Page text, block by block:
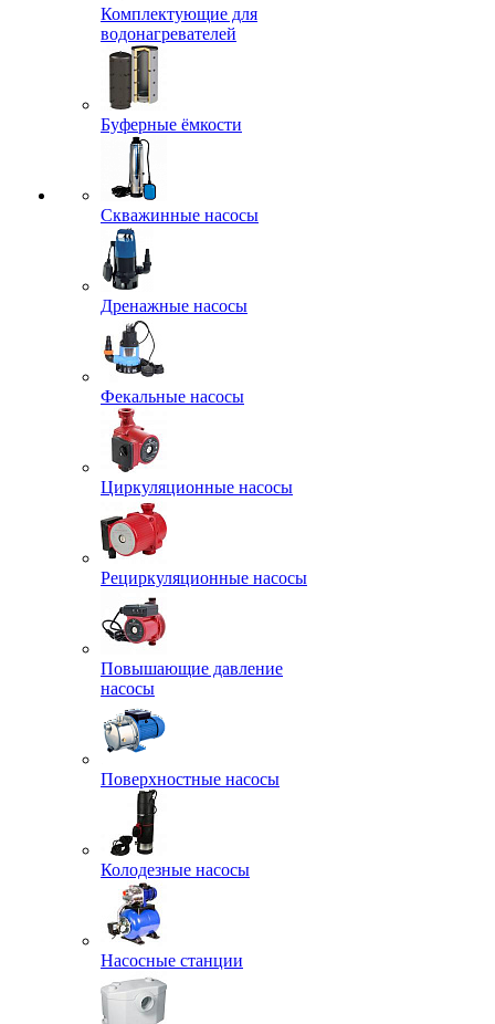
Комплектующие для
водонагревателей
Буферные ёмкости
Скважинные насосы
Дренажные насосы
Фекальные насосы
Циркуляционные насосы
Рециркуляционные насосы
Повышающие давление
насосы
Поверхностные насосы
Колодезные насосы
Насосные станции